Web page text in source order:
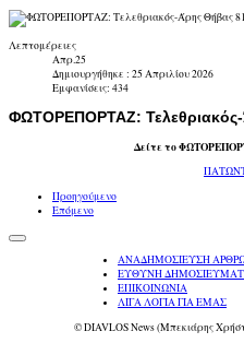
Λεπτομέρειες
Απρ.25
Δημιουργήθηκε : 25 Απριλίου 2026
Εμφανίσεις: 434
ΦΩΤΟΡΕΠΟΡΤΑΖ:
Δείτε το
Προηγούμενο
Επόμενο
ΑΝΑΔΗΜΟΣΙΕΥΣΗ
ΕΥΘΥΝΗ
ΕΠΙΚΟΙΝΩΝΙΑ
ΛΙΓΑ ΛΟΓΙΑ ΓΙΑ ΕΜΑΣ
© DIAVLOS News (Μπεκιάρης